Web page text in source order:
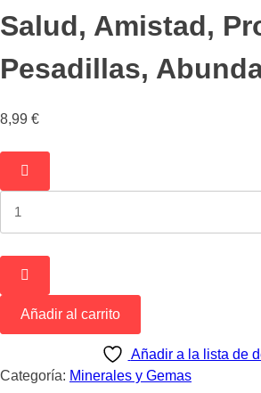
Salud, Amistad,
Pesadillas,
8,99 €
Abundancia
cantidad
Añadir al carrito
Añadir a la lista de
Categoría: Minerales y Gemas